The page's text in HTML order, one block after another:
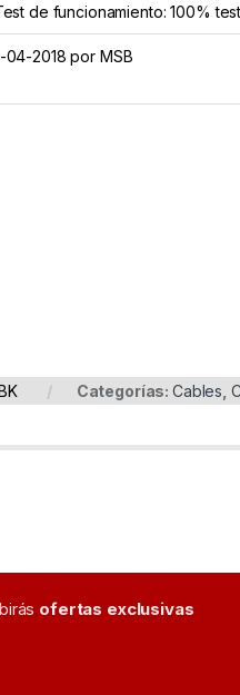
de funcionamiento: 100%
04-2018 por MSB
Categorías: Cables
ofertas exclusivas